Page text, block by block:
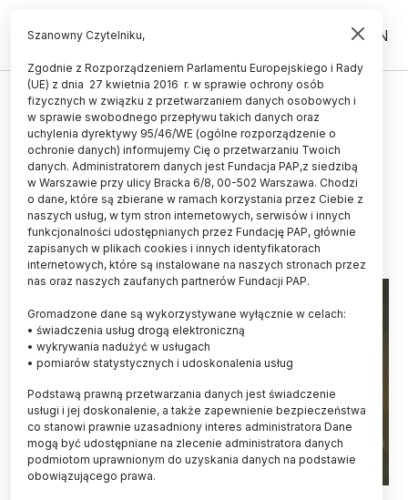
PL EN
ŻYCIE
Ptasie samice częściej zdradzają
swoich partnerów w niepewnych
warunkach
19.03.2024
aktualizacja: 19.03.2024
4 minuty czytania
Read the English version of this article
Szanowny Czytelniku,
Zgodnie z Rozporządzeniem Parlamentu Europejskiego i Rady
(UE) z dnia 27 kwietnia 2016 r. w sprawie ochrony osób
fizycznych w związku z przetwarzaniem danych osobowych i
w sprawie swobodnego przepływu takich danych oraz
uchylenia dyrektywy 95/46/WE (ogólne rozporządzenie o
ochronie danych) informujemy Cię o przetwarzaniu Twoich
danych. Administratorem danych jest Fundacja PAP,z siedzibą
w Warszawie przy ulicy Bracka 6/8, 00-502 Warszawa. Chodzi
o dane, które są zbierane w ramach korzystania przez Ciebie z
naszych usług, w tym stron internetowych, serwisów i innych
funkcjonalności udostępnianych przez Fundację PAP, głównie
zapisanych w plikach cookies i innych identyfikatorach
internetowych, które są instalowane na naszych stronach przez
nas oraz naszych zaufanych partnerów Fundacji PAP.
Gromadzone dane są wykorzystywane wyłącznie w celach:
• świadczenia usług drogą elektroniczną
• wykrywania nadużyć w usługach
• pomiarów statystycznych i udoskonalenia usług
Podstawą prawną przetwarzania danych jest świadczenie
usługi i jej doskonalenie, a także zapewnienie bezpieczeństwa
co stanowi prawnie uzasadniony interes administratora Dane
mogą być udostępniane na zlecenie administratora danych
podmiotom uprawnionym do uzyskania danych na podstawie
obowiązującego prawa.